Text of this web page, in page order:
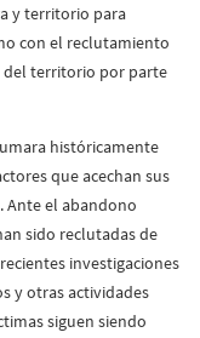
y territorio para
con el reclutamiento
del territorio por parte
históricamente
que acechan sus
Ante el abandono
sido reclutadas de
investigaciones
y otras actividades
siguen siendo